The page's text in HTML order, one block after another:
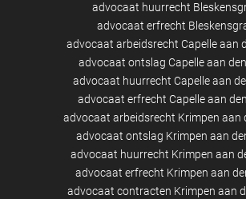
advocaat huurrecht
advocaat erfrecht
advocaat arbeidsrecht Capelle aan
advocaat ontslag Capelle aan
advocaat huurrecht Capelle aan
advocaat erfrecht Capelle aan
advocaat arbeidsrecht Krimpen aan
advocaat ontslag Krimpen aan
advocaat huurrecht Krimpen aan
advocaat erfrecht Krimpen aan
advocaat contracten Krimpen aan